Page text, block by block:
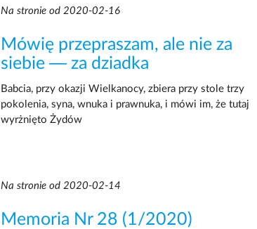
Na stronie od 2020-02-16
Mówię przepraszam, ale nie za
siebie — za dziadka
Babcia, przy okazji Wielkanocy, zbiera przy stole trzy
pokolenia, syna, wnuka i prawnuka, i mówi im, że tutaj
wyrżnięto Żydów
Na stronie od 2020-02-14
Memoria Nr 28 (1/2020)